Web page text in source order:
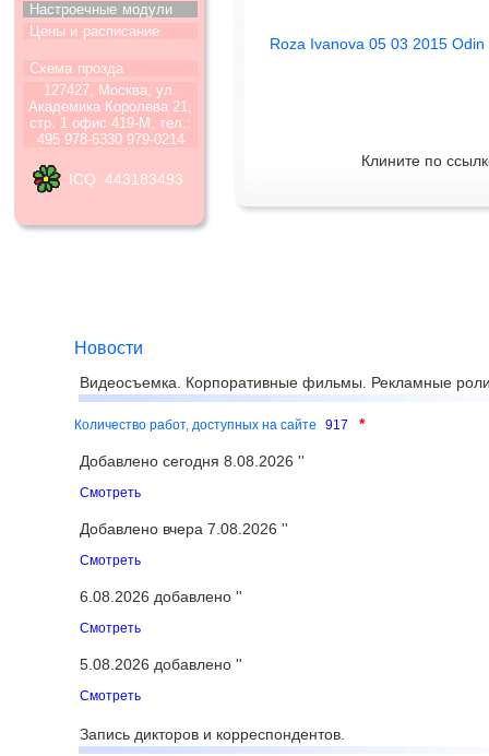
Настроечные модули
Цены и расписание
Схема прозда
127427, Москва, ул.
Академика Королева 21,
стр. 1 офис 419-М, тел.:
495 978-6330 979-0214
ICQ 443183493
Roza Ivanova 05 03 2015
Клините по
Новости
Видеосъемка. Корпоративные фильмы. Рекламные
Количество работ, доступных на сайте 917 *
Добавлено сегодня 8.08.2026 ''
Смотреть
Добавлено вчера 7.08.2026 ''
Смотреть
6.08.2026 добавлено ''
Смотреть
5.08.2026 добавлено ''
Смотреть
Запись дикторов и корреспондентов.